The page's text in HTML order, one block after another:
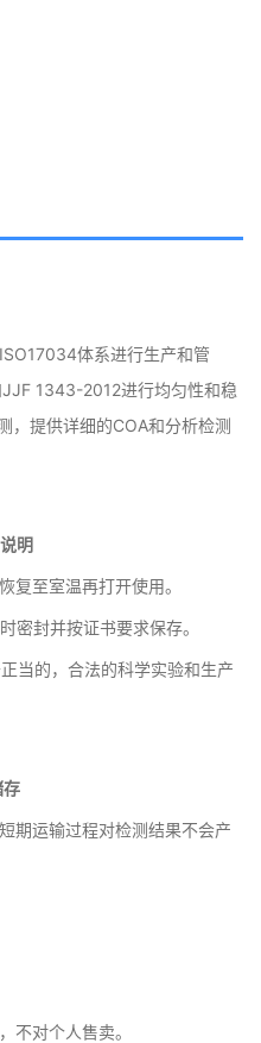
体系进行生产和管
1343-2012进行均匀性和稳
，提供详细的COA和分析检测
明
复至室温再打开使用。
密封并按证书要求保存。
当的，合法的科学实验和生产
存
期运输过程对检测结果不会产
不对个人售卖。